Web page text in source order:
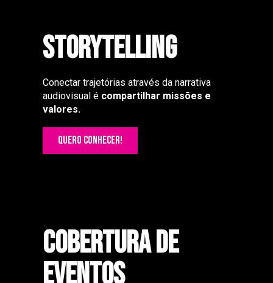
STORYTELLING
Conectar trajetórias através da narrativa
audiovisual é compartilhar missões e
valores.
QUERO CONHECER!
Cobertura de
eventos